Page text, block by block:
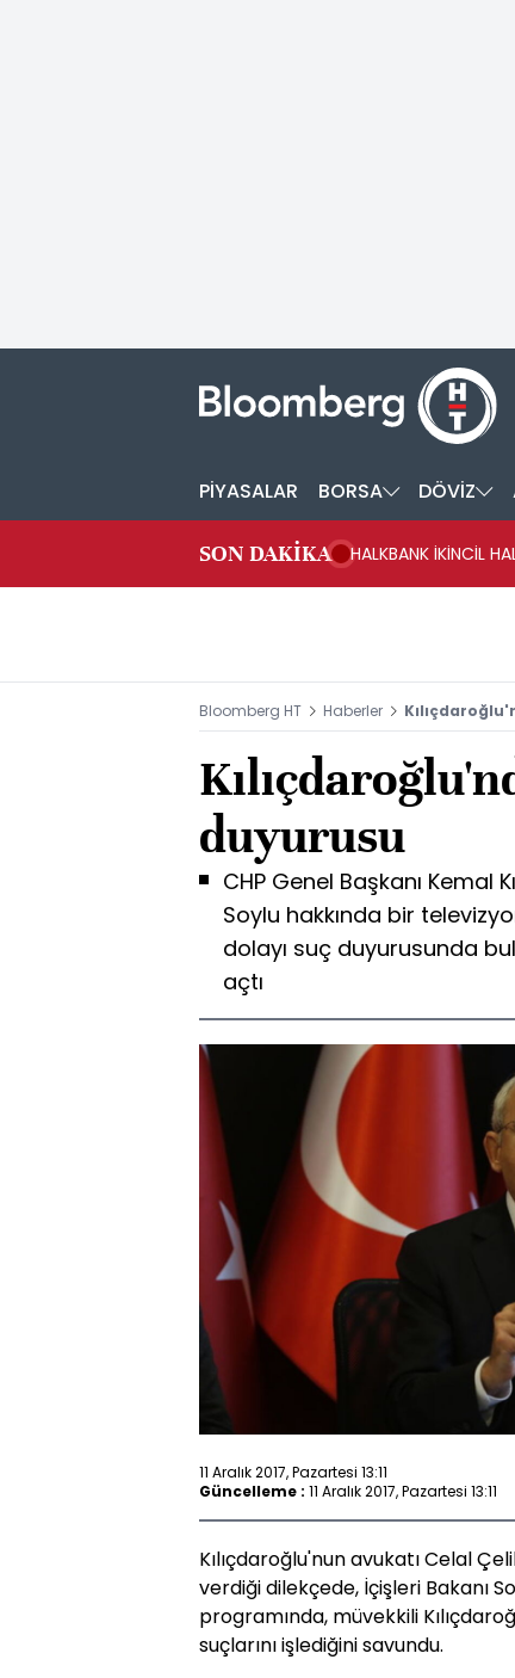
PİYASALAR BORSA DÖVİZ
SON DAKİKA
HALKBANK İKİNCİL
Bloomberg HT Haberler
duyurusu
CHP Genel Başkanı Kemal
Soylu hakkında bir
dolayı suç duyurusunda
açtı
11 Aralık 2017, Pazartesi 13:11
Güncelleme : 11 Aralık 2017, Pazartesi 13:11
Kılıçdaroğlu'nun avukatı Celal
verdiği dilekçede, İçişleri Bakanı
programında, müvekkili
suçlarını işlediğini savundu.